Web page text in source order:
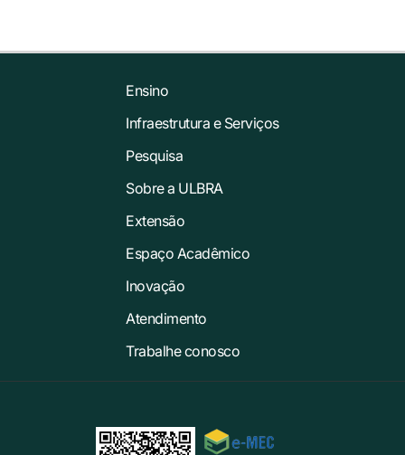
Ensino
Infraestrutura e Serviços
Pesquisa
Sobre a ULBRA
Extensão
Espaço Acadêmico
Inovação
Atendimento
Trabalhe conosco